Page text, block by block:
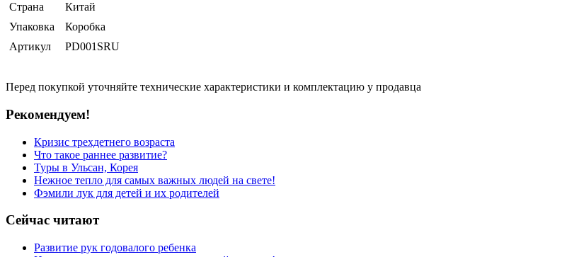
Страна
Китай
Упаковка
Коробка
Артикул
PD001SRU
Перед покупкой уточняйте технические характеристики и комплектацию у продавца
Рекомендуем!
Кризис трехдетнего возраста
Что такое раннее развитие?
Туры в Ульсан, Корея
Нежное тепло для самых важных людей на свете!
Фэмили лук для детей и их родителей
Сейчас читают
Развитие рук годовалого ребенка